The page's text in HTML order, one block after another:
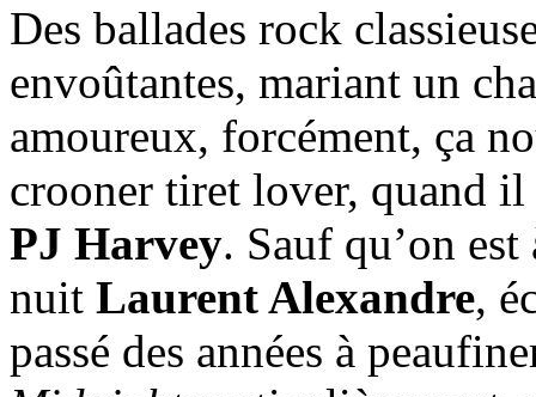
Des ballades rock
envoûtantes, mariant un
amoureux, forcément, ça
crooner tiret lover, quand
PJ Harvey. Sauf qu’on
nuit Laurent Alexandre,
passé des années à